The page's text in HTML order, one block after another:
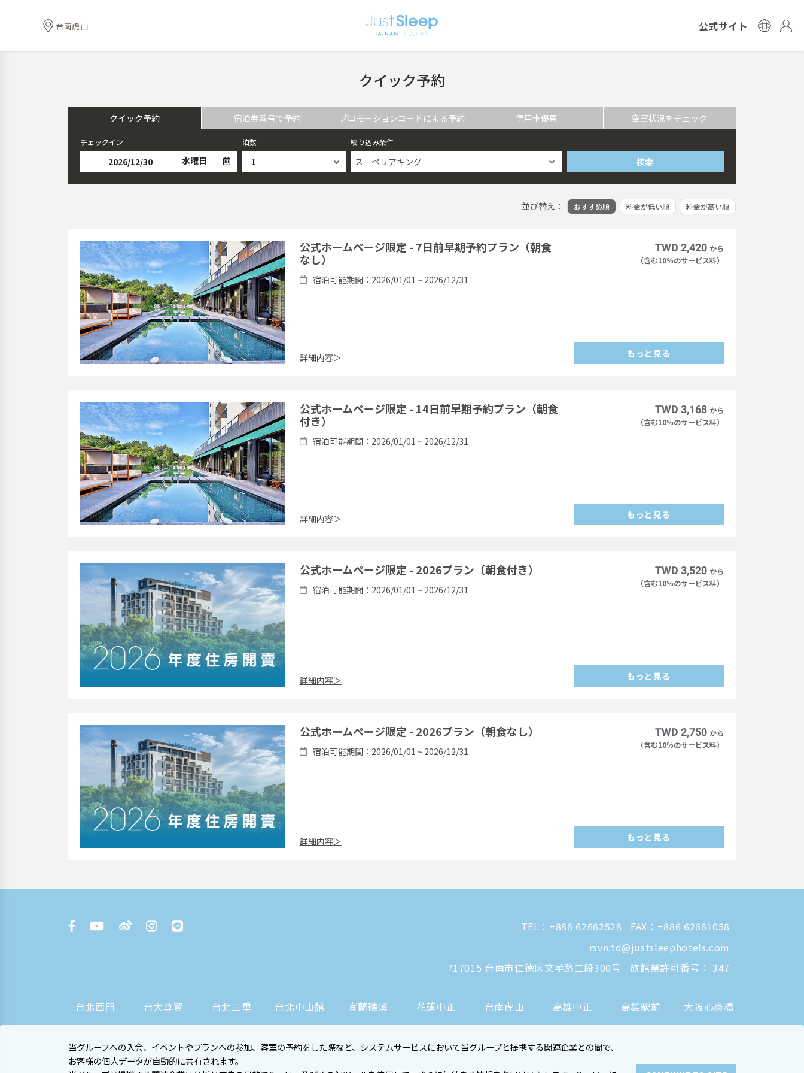
台南虎山 公式サイト
クイック予約
クイック予約 宿泊券番号で予約 プロモーションコードによる予約 信用卡優惠 空室状況をチェック
チェックイン
水曜日
泊数 絞り込み条件
スーペリアキング 検索
並び替え： おすすめ順 料金が低い順 料金が高い順
公式ホームページ限定 - 7日前早期予約プラン（朝食
なし）
宿泊可能期間：2026/01/01 ~ 2026/12/31
詳細内容＞
TWD 2,420 から
（含む10％のサービス料）
もっと見る
公式ホームページ限定 - 14日前早期予約プラン（朝食
付き）
宿泊可能期間：2026/01/01 ~ 2026/12/31
詳細内容＞
TWD 3,168 から
（含む10％のサービス料）
もっと見る
公式ホームページ限定 - 2026プラン（朝食付き）
宿泊可能期間：2026/01/01 ~ 2026/12/31
詳細内容＞
TWD 3,520 から
（含む10％のサービス料）
もっと見る
公式ホームページ限定 - 2026プラン（朝食なし）
宿泊可能期間：2026/01/01 ~ 2026/12/31
詳細内容＞
TWD 2,750 から
（含む10％のサービス料）
もっと見る
TEL： +886 62662528
FAX：+886 62661058
rsvn.td@justsleephotels.com
717015 台南市仁徳区文華路二段300号
旅館業許可番号： 347
台北西門 台大尊賢 台北三重 台北中山館 宜蘭礁溪 花蓮中正 台南虎山 高雄中正 高雄駅前 大阪心斎橋
当グループへの入会、イベントやプランへの参加、客室の予約をした際など、システムサービスにおいて当グループと提携する関連企業との間で、
お客様の個人データが自動的に共有されます。